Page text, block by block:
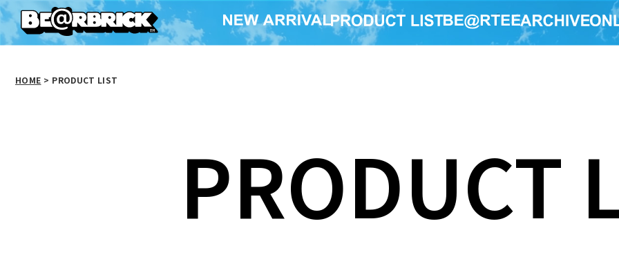
HOME > PRODUCT LIST
PRODUCT